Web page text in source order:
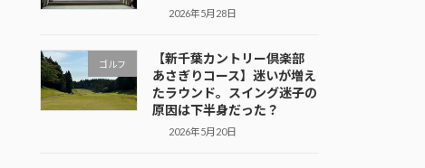
2026年5月28日
ゴルフ
【新千葉カントリー倶楽部
あさぎりコース】迷いが増え
たラウンド。スイング迷子の
原因は下半身だった？
2026年5月20日